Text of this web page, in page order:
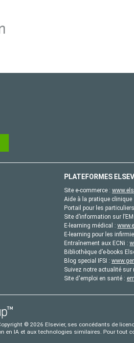
PLATEFORMES
Site e-commerce :
Aide à la pratique
Portail pour les
Site d’information sur
E-learning médical :
E-learning pour les
Entraînement aux ECNi :
Bibliothèque d’e-books
Blog special IFSI :
Suivez notre actualité sur
Site d'emploi en santé :
© 2026 Elsevier, ses concédants de
en IA et aux technologies similaires. Pour tout